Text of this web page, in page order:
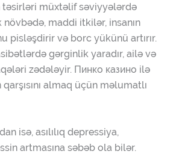
təsirləri müxtəlif səviyyələrdə
maddi itkilər, insanın
pisləşdirir və borc yükünü artırır.
gərginlik yaradır, ailə və
zədələyir. Пинко казино ilə
almaq üçün məlumatlı
isə, asılılıq depressiya,
artmasına səbəb ola bilər.